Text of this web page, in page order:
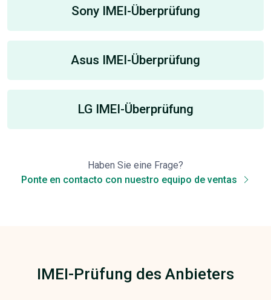
Sony IMEI-Überprüfung
Asus IMEI-Überprüfung
LG IMEI-Überprüfung
Haben Sie eine Frage?
Ponte en contacto con nuestro equipo de ventas
IMEI-Prüfung des Anbieters